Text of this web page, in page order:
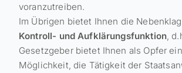
voranzutreiben.
Im Übrigen bietet Ihnen die
Kontroll- und Aufklärungsfunktion ,
Gesetzgeber bietet Ihnen als Opfer
Möglichkeit, die Tätigkeit der